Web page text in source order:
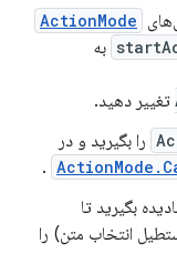
ActionMode
به
تغییر دهید.
را بگیرید و در
.
بگیرید تا
انتخاب متن) را